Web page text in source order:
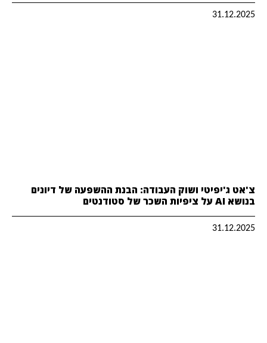
31.12.2025
צ'אט ג'יפיטי ושוק העבודה: הבנת ההשפעה של דיונים
בנושא AI על ציפיות השכר של סטודנטים
31.12.2025